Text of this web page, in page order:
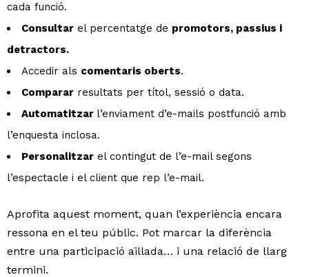
cada funció.
Consultar el percentatge de promotors, passius i
detractors.
Accedir als comentaris oberts.
Comparar resultats per títol, sessió o data.
Automatitzar l’enviament d’e-mails postfunció amb
l’enquesta inclosa.
Personalitzar el contingut de l’e-mail segons
l’espectacle i el client que rep l’e-mail.
Aprofita aquest moment, quan l’experiència encara
ressona en el teu públic. Pot marcar la diferència
entre una participació aïllada… i una relació de llarg
termini.